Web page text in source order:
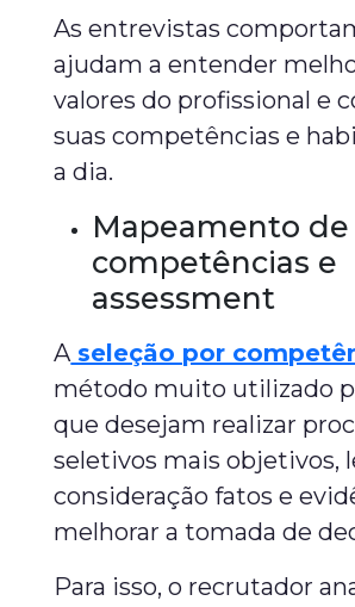
As entrevistas
ajudam a entender
valores do profissional e
suas competências e
a dia.
Mapeamento de
competências e
assessment
A seleção por
método muito utilizado
que desejam realizar
seletivos mais objetivos,
consideração fatos e
melhorar a tomada de
Para isso, o recrutador